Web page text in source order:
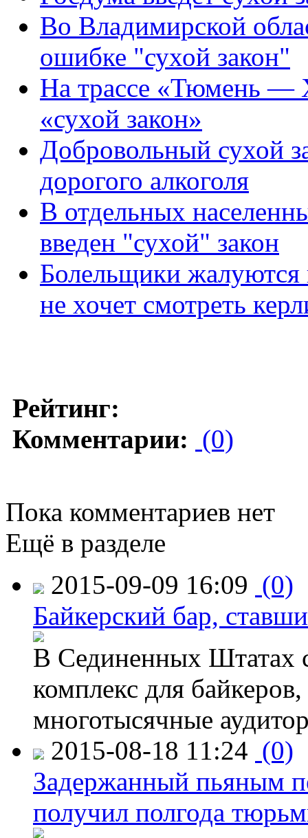
Во Владимирской
ошибке "сухой закон"
На трассе «Тюмень —
«сухой закон»
Добровольный сухой
дорогого алкоголя
В отдельных
введен "сухой" закон
Болельщики жалуются
не хочет смотреть
Рейтинг:
Комментарии: (0)
Пока комментариев нет
Ещё в разделе
2015-09-09 16:09 (0)
Байкерский бар,
В Сединенных Штатах
комплекс для
многотысячные
2015-08-18 11:24 (0)
Задержанный пьяным
получил полгода